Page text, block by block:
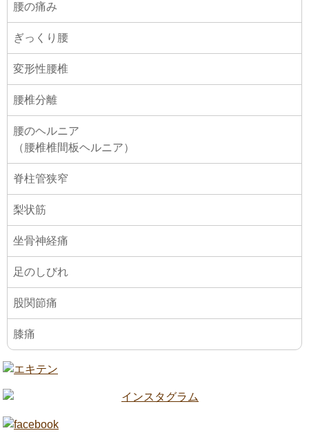
腰の痛み
ぎっくり腰
変形性腰椎
腰椎分離
腰のヘルニア
（腰椎椎間板ヘルニア）
脊柱管狭窄
梨状筋
坐骨神経痛
足のしびれ
股関節痛
膝痛